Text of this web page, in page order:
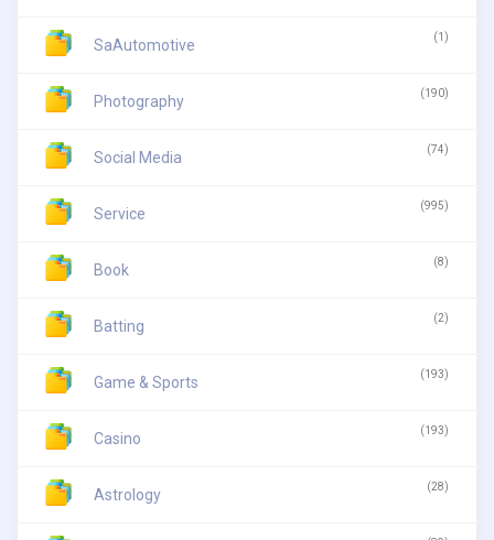
SaAutomotive (1)
Photography (190)
Social Media (74)
Service (995)
Book (8)
Batting (2)
Game & Sports (193)
Casino (193)
Astrology (28)